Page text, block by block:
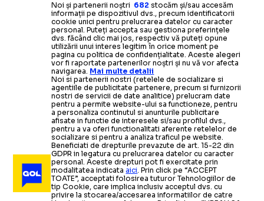
Noi și partenerii noștri 682 stocăm și/sau accesăm
informații pe dispozitivul dvs., precum identificatorii
cookie unici pentru prelucrarea datelor cu caracter
personal. Puteți accepta sau gestiona preferințele
dvs. făcând clic mai jos, respectiv vă puteți opune
utilizării unui interes legitim în orice moment pe
pagina cu politica de confidențialitate. Aceste alegeri
vor fi raportate partenerilor noștri și nu vă vor afecta
navigarea. Mai multe detalii
Noi si partenerii nostri (retelele de socializare si
agentiile de publicitate partenere, precum si furnizorii
nostri de servicii de date analitice) prelucram date
pentru a permite website-ului sa functioneze, pentru
a personaliza continutul si anunturile publicitare
afisate in functie de interesele si/sau profilul dvs.,
pentru a va oferi functionalitati aferente retelelor de
socializare si pentru a analiza traficul pe website.
Beneficiati de drepturile prevazute de art. 15-22 din
GDPR in legatura cu prelucrarea datelor cu caracter
personal. Aceste drepturi pot fi exercitate prin
modalitatea indicataaici. Prin click pe “ACCEPT
TOATE”, acceptati folosirea tuturor Tehnologiilor de
tip Cookie, care implica inclusiv acceptul dvs. cu
privire la stocarea/accesarea informatiilor de catre